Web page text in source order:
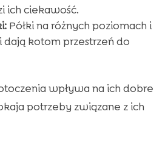
ich ciekawość.
Półki na różnych poziomach i
dają kotom przestrzeń do
wpływa na ich dobre
potrzeby związane z ich